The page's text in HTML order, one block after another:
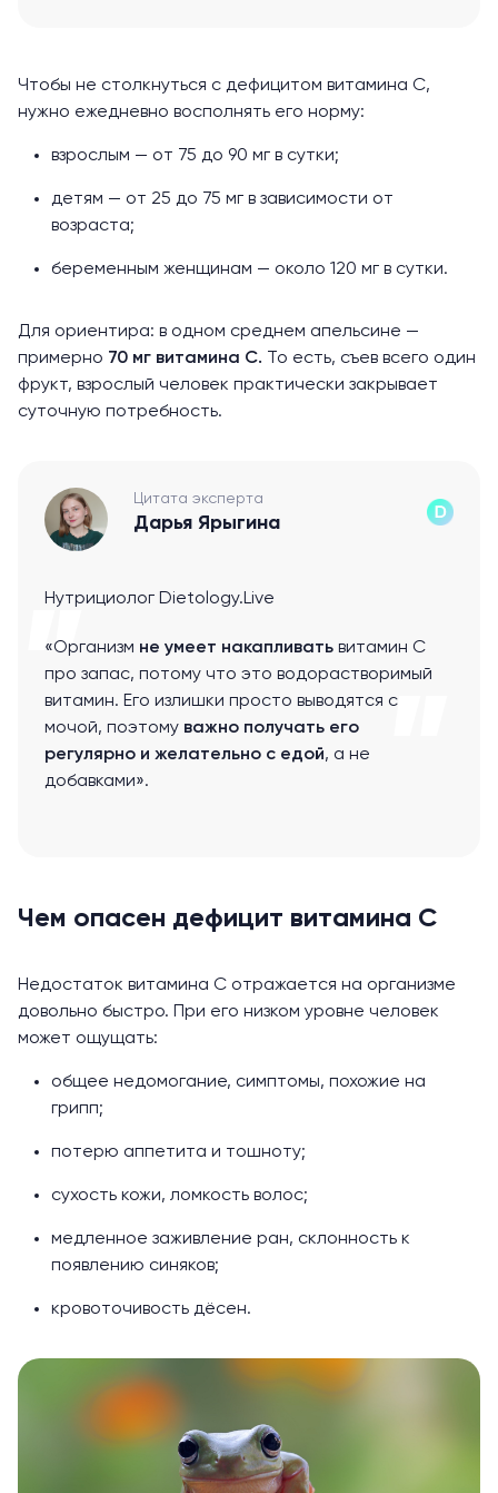
Чтобы не столкнуться с дефицитом витамина С,
нужно ежедневно восполнять его норму:
взрослым — от 75 до 90 мг в сутки;
детям — от 25 до 75 мг в зависимости от
возраста;
беременным женщинам — около 120 мг в сутки.
Для ориентира: в одном среднем апельсине —
примерно 70 мг витамина С. То есть, съев всего один
фрукт, взрослый человек практически закрывает
суточную потребность.
Цитата эксперта
Дарья Ярыгина
Нутрициолог Dietology.Live
«Организм не умеет накапливать витамин С
про запас, потому что это водорастворимый
витамин. Его излишки просто выводятся с
мочой, поэтому важно получать его
регулярно и желательно с едой, а не
добавками».
Чем опасен дефицит витамина С
Недостаток витамина С отражается на организме
довольно быстро. При его низком уровне человек
может ощущать:
общее недомогание, симптомы, похожие на
грипп;
потерю аппетита и тошноту;
сухость кожи, ломкость волос;
медленное заживление ран, склонность к
появлению синяков;
кровоточивость дёсен.